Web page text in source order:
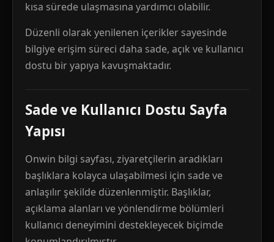
kısa sürede ulaşmasına yardımcı olabilir.
Düzenli olarak yenilenen içerikler sayesinde
bilgiye erişim süreci daha sade, açık ve kullanıcı
dostu bir yapıya kavuşmaktadır.
Sade ve Kullanıcı Dostu Sayfa
Yapısı
Onwin bilgi sayfası, ziyaretçilerin aradıkları
başlıklara kolayca ulaşabilmesi için sade ve
anlaşılır şekilde düzenlenmiştir. Başlıklar,
açıklama alanları ve yönlendirme bölümleri
kullanıcı deneyimini destekleyecek biçimde